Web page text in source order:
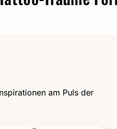
am Puls der